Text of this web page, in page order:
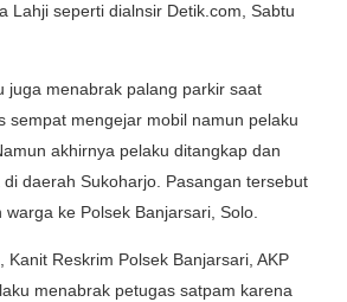
Lahji seperti dialnsir Detik.com, Sabtu
juga menabrak palang parkir saat
sempat mengejar mobil namun pelaku
akhirnya pelaku ditangkap dan
daerah Sukoharjo. Pasangan tersebut
ke Polsek Banjarsari, Solo.
Kanit Reskrim Polsek Banjarsari, AKP
menabrak petugas satpam karena